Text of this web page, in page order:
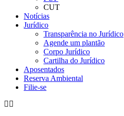
CUT
Notícias
Jurídico
Transparência no Jurídico
Agende um plantão
Corpo Jurídico
Cartilha do Jurídico
Aposentados
Reserva Ambiental
Filie-se